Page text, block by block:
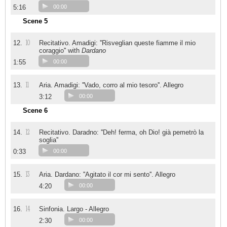
5:16
00:00
Scene 5
12. 10
Recitativo. Amadigi: ''Risveglian queste fiamme il mio
coraggio'' with Dardano
1:55
00:00
13. 11
Aria. Amadigi: ''Vado, corro al mio tesoro''. Allegro
3:12
00:00
Scene 6
14. 12
Recitativo. Daradno: ''Deh! ferma, oh Dio! già pemetrò la
soglia''
0:33
00:00
15. 13
Aria. Dardano: ''Agitato il cor mi sento''. Allegro
4:20
00:00
16. 14
Sinfonia. Largo - Allegro
2:30
00:00